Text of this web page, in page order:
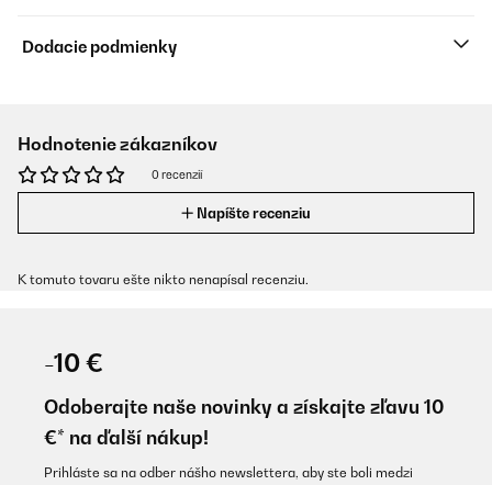
Dodacie podmienky
Hodnotenie zákazníkov
0 recenzií
Napíšte recenziu
K tomuto tovaru ešte nikto nenapísal recenziu.
-10 €
Odoberajte naše novinky a získajte zľavu 10
€* na ďalší nákup!
Prihláste sa na odber nášho newslettera, aby ste boli medzi